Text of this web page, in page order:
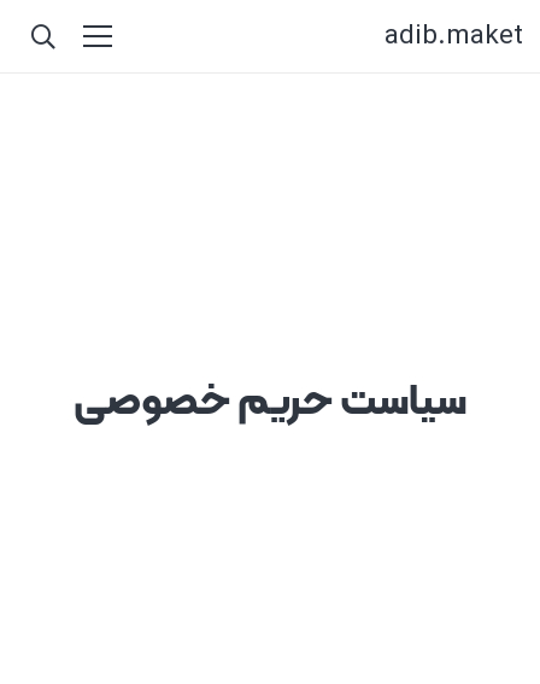
adib.maket
سیاست حریم خصوصی